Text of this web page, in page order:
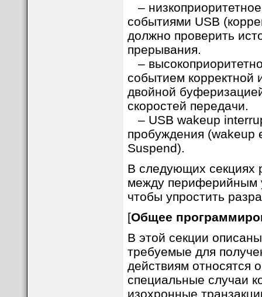
–
событиями USB
должно проверить
прерывания.
–
событием корректной
двойной
скоростей передачи.
– USB wakeup
пробуждения (wakeup
Suspend).
В следующих секциях
между периферийным
чтобы упростить
[Общее
В этой секции
требуемые для
действиям относятся
специальные случаи
изохронные